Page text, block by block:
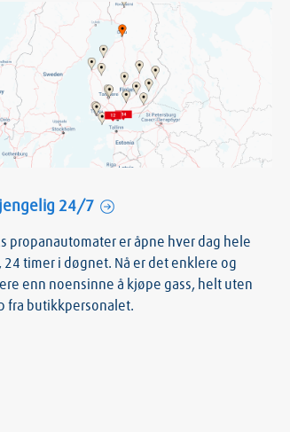
24/7
propanautomater er åpne hver dag hele
24 timer i døgnet. Nå er det enklere og
enn noensinne å kjøpe gass, helt uten
fra butikkpersonalet.